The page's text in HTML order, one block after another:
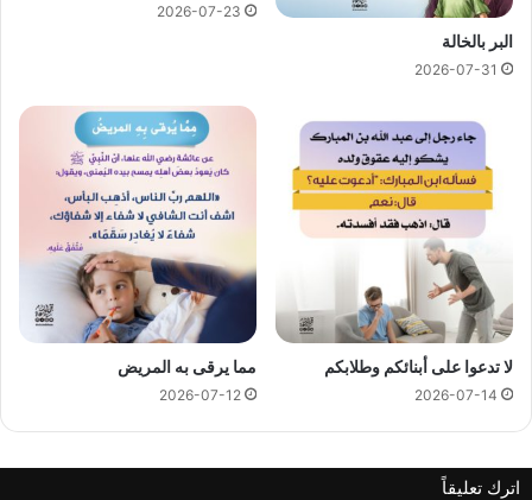
البر بالخالة
2026-07-31
2026-07-23
لا تدعوا على أبنائكم وطلابكم
2026-07-14
مما يرقى به المريض
2026-07-12
اترك تعليقاً